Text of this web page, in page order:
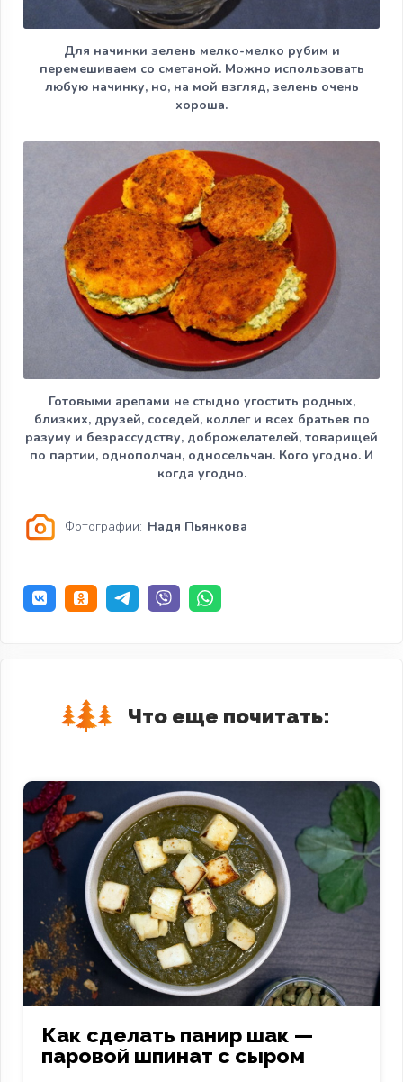
Для начинки зелень мелко-мелко рубим и
перемешиваем со сметаной. Можно использовать
любую начинку, но, на мой взгляд, зелень очень
хороша.
Готовыми арепами не стыдно угостить родных,
близких, друзей, соседей, коллег и всех братьев по
разуму и безрассудству, доброжелателей, товарищей
по партии, однополчан, односельчан. Кого угодно. И
когда угодно.
Фотографии: Надя Пьянкова
Что еще почитать:
Как сделать панир шак —
паровой шпинат с сыром